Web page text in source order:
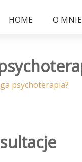
psychoterapia?
HOME O MNIE